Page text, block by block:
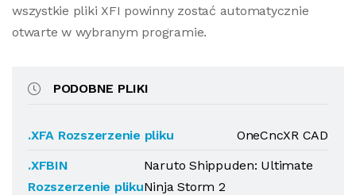
wszystkie pliki XFI powinny zostać automatycznie
otwarte w wybranym programie.
PODOBNE PLIKI
.XFA Rozszerzenie pliku
OneCncXR CAD
.XFBIN
Rozszerzenie pliku
Naruto Shippuden: Ultimate
Ninja Storm 2